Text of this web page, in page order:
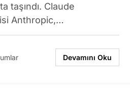
Bıraktı
taşındı. Claude
Anthropic,…
Devamını Oku